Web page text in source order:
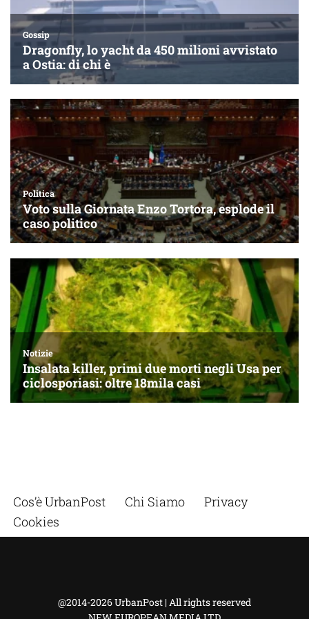
Cos’è UrbanPost Chi Siamo
Privacy
Cookies
@2014-2026 UrbanPost | All rights reserved